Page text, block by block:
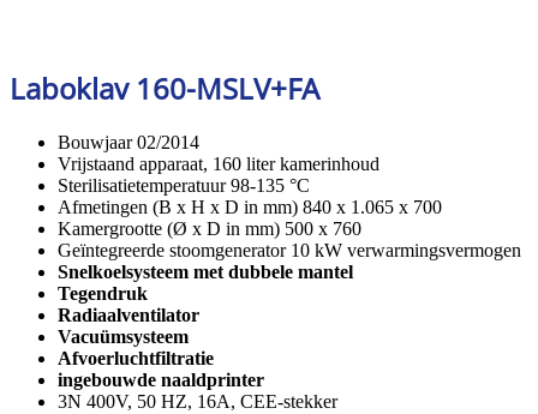
Laboklav 160-MSLV+FA
Bouwjaar 02/2014
Vrijstaand apparaat, 160 liter kamerinhoud
Sterilisatietemperatuur 98-135 °C
Afmetingen (B x H x D in mm) 840 x 1.065 x 700
Kamergrootte (Ø x D in mm) 500 x 760
Geïntegreerde stoomgenerator 10 kW verwarmingsvermogen
Snelkoelsysteem met dubbele mantel
Tegendruk
Radiaalventilator
Vacuümsysteem
Afvoerluchtfiltratie
ingebouwde naaldprinter
3N 400V, 50 HZ, 16A, CEE-stekker